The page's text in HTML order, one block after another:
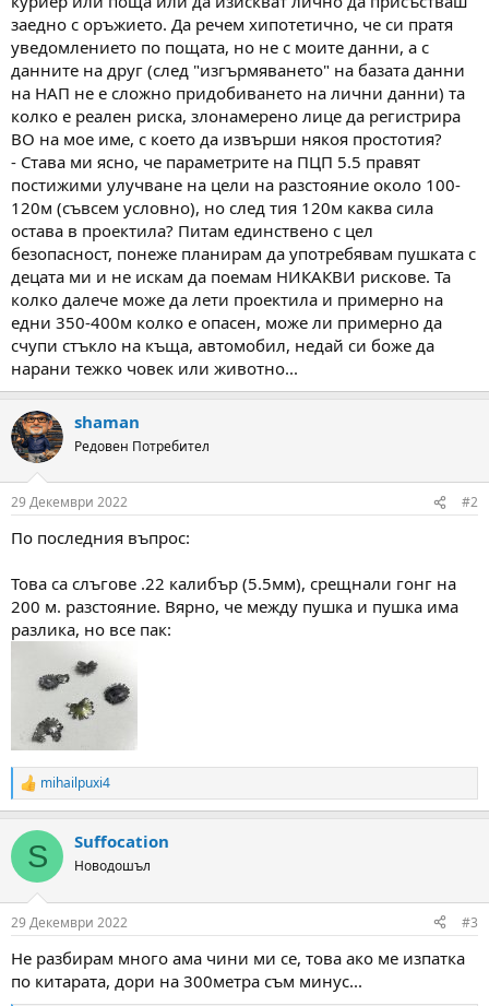
заедно с оръжието. Да речем хипотетично, че си пратя
уведомлението по пощата, но не с моите данни, а с
данните на друг (след "изгърмяването" на базата данни
на НАП не е сложно придобиването на лични данни) та
колко е реален риска, злонамерено лице да регистрира
ВО на мое име, с което да извърши някоя простотия?
- Става ми ясно, че параметрите на ПЦП 5.5 правят
постижими улучване на цели на разстояние около 100-
120м (съвсем условно), но след тия 120м каква сила
остава в проектила? Питам единствено с цел
безопасност, понеже планирам да употребявам пушката с
децата ми и не искам да поемам НИКАКВИ рискове. Та
колко далече може да лети проектила и примерно на
едни 350-400м колко е опасен, може ли примерно да
счупи стъкло на къща, автомобил, недай си боже да
нарани тежко човек или животно...
shaman
Редовен Потребител
29 Декември 2022 #2
По последния въпрос:
Това са слъгове .22 калибър (5.5мм), срещнали гонг на
200 м. разстояние. Вярно, че между пушка и пушка има
разлика, но все пак:
R
e
c
i
s
mihailpuxi4
S Suffocation
Новодошъл
29 Декември 2022 #3
Не разбирам много ама чини ми се, това ако ме изпатка
по китарата, дори на 300метра съм минус...